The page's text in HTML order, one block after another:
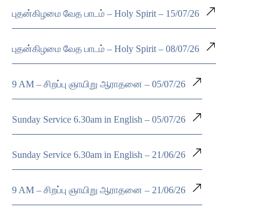
புதன்கிழமை வேத பாடம் – Holy Spirit – 15/07/26
புதன்கிழமை வேத பாடம் – Holy Spirit – 08/07/26
9 AM – சிறப்பு ஞாயிறு ஆராதனை – 05/07/26
Sunday Service 6.30am in English – 05/07/26
Sunday Service 6.30am in English – 21/06/26
9 AM – சிறப்பு ஞாயிறு ஆராதனை – 21/06/26